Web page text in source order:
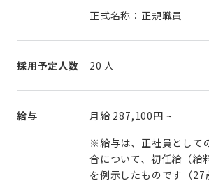
正式名称：正規職員
採用予定人数 20 人
給与 月給 287,100円 ~
※給与は、正社員として
合について、初任給（給
を例示したものです（27